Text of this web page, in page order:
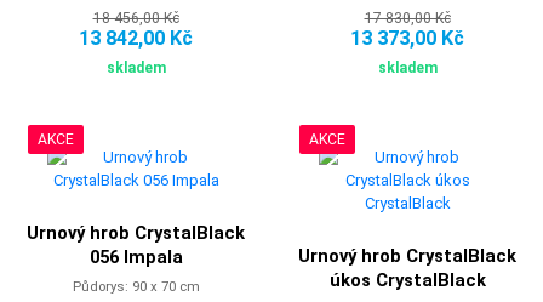
18 456,00 Kč
13 842,00 Kč
skladem
17 830,00 Kč
13 373,00 Kč
skladem
AKCE
Urnový hrob CrystalBlack
056 Impala
Půdorys: 90 x 70 cm
AKCE
Urnový hrob CrystalBlack
úkos CrystalBlack